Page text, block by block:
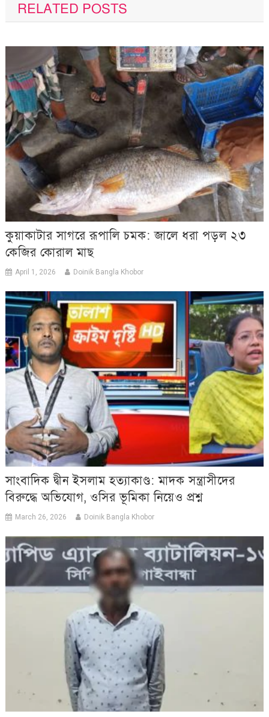
RELATED POSTS
কুয়াকাটার সাগরে রূপালি চমক: জালে ধরা পড়ল ২৩
কেজির কোরাল মাছ
April 1, 2026 Doinik Bangla Khobor
সাংবাদিক দ্বীন ইসলাম হত্যাকাণ্ড: মাদক সন্ত্রাসীদের
বিরুদ্ধে অভিযোগ, ওসির ভূমিকা নিয়েও প্রশ্ন
March 26, 2026 Doinik Bangla Khobor